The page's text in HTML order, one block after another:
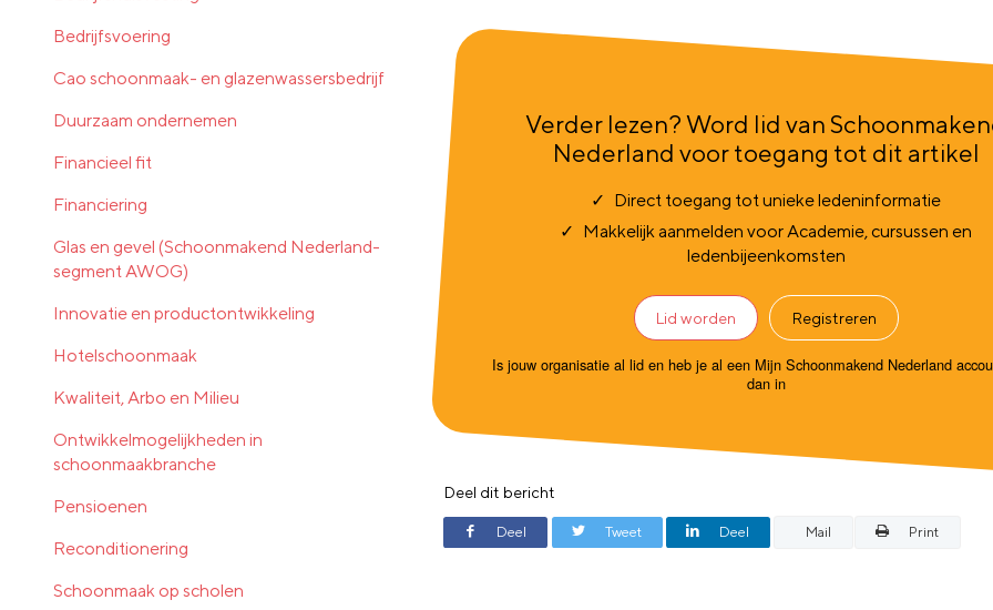
Verder lezen? Word lid van
Nederland voor toegang tot dit artikel
Direct toegang tot unieke ledeninformatie
Makkelijk aanmelden voor Academie, cursussen en
ledenbijeenkomsten
Lid worden Registreren
Is jouw organisatie al lid en heb je al een Mijn Schoonmakend Nederland
dan in
Deel dit bericht
Deel Tweet Deel Mail Print
Bedrijfsvoering
Cao schoonmaak- en glazenwassersbedrijf
Duurzaam ondernemen
Financieel fit
Financiering
Glas en gevel (Schoonmakend Nederland-
segment AWOG)
Innovatie en productontwikkeling
Hotelschoonmaak
Kwaliteit, Arbo en Milieu
Ontwikkelmogelijkheden in
schoonmaakbranche
Pensioenen
Reconditionering
Schoonmaak op scholen